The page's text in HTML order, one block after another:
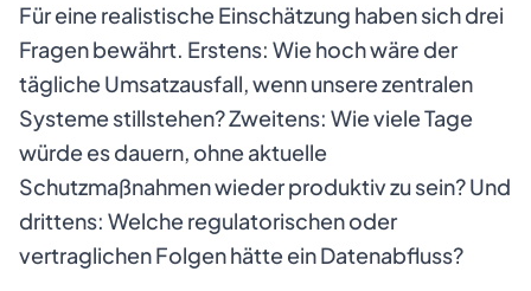
Für eine realistische Einschätzung haben sich drei
Fragen bewährt. Erstens: Wie hoch wäre der
tägliche Umsatzausfall, wenn unsere zentralen
Systeme stillstehen? Zweitens: Wie viele Tage
würde es dauern, ohne aktuelle
Schutzmaßnahmen wieder produktiv zu sein? Und
drittens: Welche regulatorischen oder
vertraglichen Folgen hätte ein Datenabfluss?